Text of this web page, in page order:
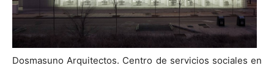
Dosmasuno Arquitectos. Centro de servicios sociales en